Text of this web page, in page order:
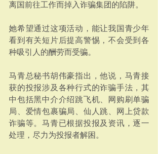
离国前往工作而掉入诈骗集团的陷阱。
她希望通过这项活动，能让我国青少年
看到有关短片后提高警惕，不会受到各
种吸引人的酬劳而受骗。
马青总秘书胡伟豪指出，他说，马青接
获的投报涉及各种行式的诈骗手法，其
中包括黑中介介绍跳飞机、网购刷单骗
局、爱情包裹骗局、仙人跳、网上贷款
诈骗等。马青已根据投报及资讯，逐一
处理，尽力为投报者解困。